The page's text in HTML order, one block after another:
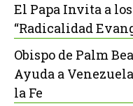
El Papa Invita a
“Radicalidad
Obispo de Palm
Ayuda a
la Fe